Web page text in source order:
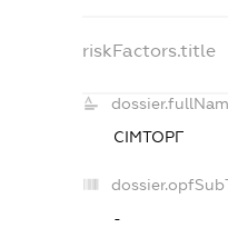
riskFactors.title
СІМТОРГ
-